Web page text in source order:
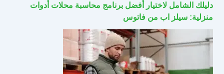
دليلك الشامل لاختيار أفضل برنامج محاسبة محلات أدوات
منزلية: سيلز اب من فاتوس